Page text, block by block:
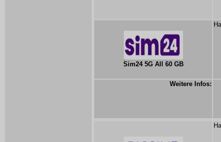
Sim24 5G All 60 GB
Weitere Infos: